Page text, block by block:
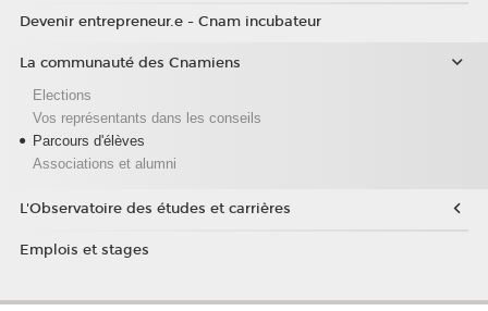
Devenir entrepreneur.e - Cnam incubateur
La communauté des Cnamiens
Elections
Vos représentants dans les conseils
Parcours d'élèves
Associations et alumni
L'Observatoire des études et carrières
Emplois et stages